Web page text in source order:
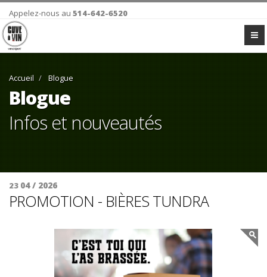
Appelez-nous au 514-642-6520
Accueil Blogue
Blogue
Infos et nouveautés
23 04 / 2026
PROMOTION - BIÈRES TUNDRA